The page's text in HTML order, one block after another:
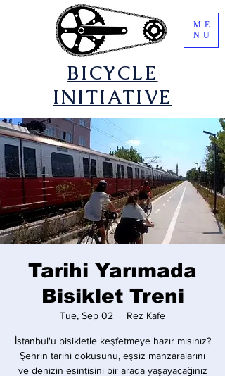
​BICYCLE
INITIATIVE
ME
NU
Tarihi Yarımada
Bisiklet Treni
Tue, Sep 02
  |
Rez Kafe
İstanbul'u bisikletle keşfetmeye hazır mısınız?
Şehrin tarihi dokusunu, eşsiz manzaralarını
ve denizin esintisini bir arada yaşayacağınız